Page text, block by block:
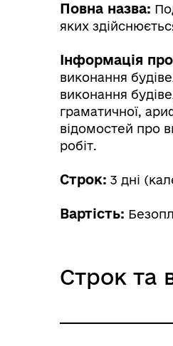
Повна назва:
яких
Інформація
виконання
виконання
граматичної,
відомостей про
робіт.
Строк: 3 дні
Вартість:
Строк та